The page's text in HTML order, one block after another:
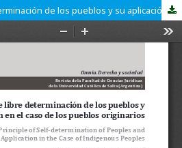
El principio de libre determinación de los pueblos y su aplicación en el caso de los pueblos originarios.